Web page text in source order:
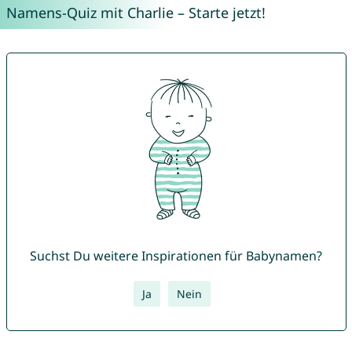
Namens-Quiz mit Charlie – Starte jetzt!
Suchst Du weitere Inspirationen für Babynamen?
Ja Nein